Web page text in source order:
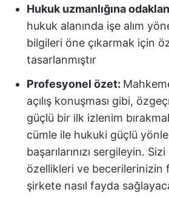
Hukuk uzmanlığına
hukuk alanında işe alım
bilgileri öne çıkarmak için
tasarlanmıştır
Profesyonel özet:
açılış konuşması gibi,
güçlü bir ilk izlenim
cümle ile hukuki güçlü
başarılarınızı sergileyin.
özellikleri ve becerilerinizin
şirkete nasıl fayda